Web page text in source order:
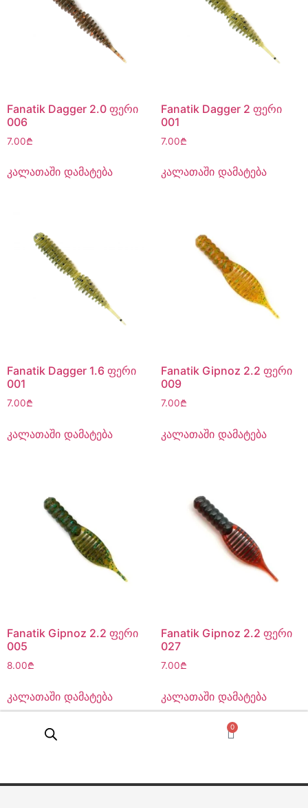
Fanatik Dagger 2.0 ფერი
006
7.00₾
კალათაში დამატება
Fanatik Dagger 2 ფერი
001
7.00₾
კალათაში დამატება
Fanatik Dagger 1.6 ფერი
001
7.00₾
კალათაში დამატება
Fanatik Gipnoz 2.2 ფერი
009
7.00₾
კალათაში დამატება
Fanatik Gipnoz 2.2 ფერი
005
8.00₾
კალათაში დამატება
Fanatik Gipnoz 2.2 ფერი
027
7.00₾
კალათაში დამატება
0